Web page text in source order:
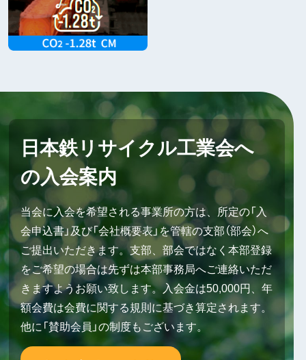
日本鉄リサイクル工業会へ
の入会案内
当会に入会を希望される事業所の方は、所定の「入
会申込書」及び「会社概要表」を管轄の支部（部会）へ
ご提出いただきます。支部、部会ではなく本部登録
をご希望の場合は先ずは本部事務局へご連絡いただ
きますようお願い致します。入会金は50,000円、年
額会費は会費に関する規則に基づき算定されます。
他に「賛助会員」の制度もございます。